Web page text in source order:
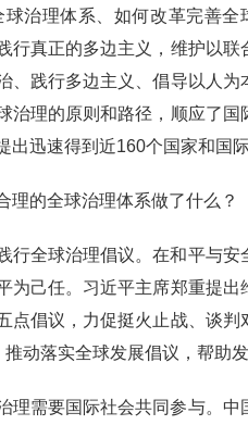
球治理体系、如何改革完善
行真正的多边主义，维护以
、践行多边主义、倡导以人
治理的原则和路径，顺应了
出迅速得到近160个国家和国
理的全球治理体系做了什么？
行全球治理倡议。在和平与
为己任。习近平主席郑重提
点倡议，力促挺火止战、谈
推动落实全球发展倡议，帮助
理需要国际社会共同参与。